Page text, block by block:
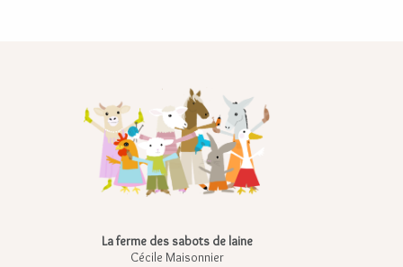
La ferme des sabots de laine
Cécile Maisonnier